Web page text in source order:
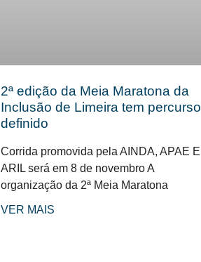
2ª edição da Meia Maratona da
Inclusão de Limeira tem percurso
definido
Corrida promovida pela AINDA, APAE E
ARIL será em 8 de novembro A
organização da 2ª Meia Maratona
VER MAIS